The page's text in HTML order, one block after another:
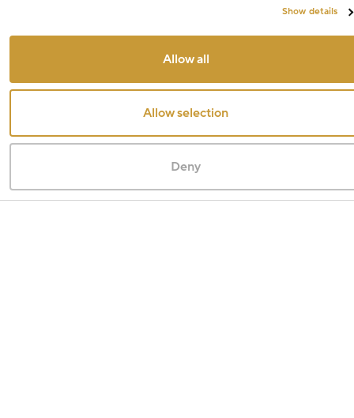
Show details
Allow all
Allow selection
Deny